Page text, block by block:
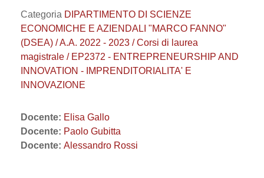
Categoria DIPARTIMENTO DI SCIENZE
ECONOMICHE E AZIENDALI "MARCO FANNO"
(DSEA) / A.A. 2022 - 2023 / Corsi di laurea
magistrale / EP2372 - ENTREPRENEURSHIP AND
INNOVATION - IMPRENDITORIALITA' E
INNOVAZIONE
Docente: Elisa Gallo
Docente: Paolo Gubitta
Docente: Alessandro Rossi